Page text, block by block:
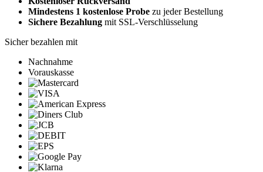
Mindestens 1 kostenlose Probe zu jeder Bestellung
Sichere Bezahlung mit SSL-Verschlüsselung
Sicher bezahlen mit
Nachnahme
Vorauskasse